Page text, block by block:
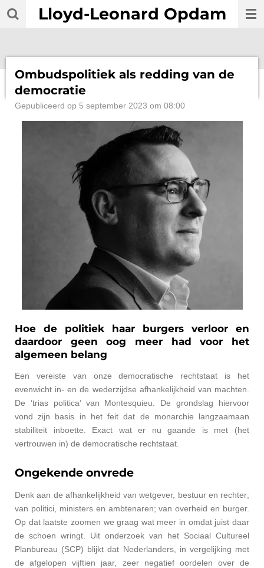
Ga
Lloyd-Leonard Opdam
Ombudspolitiek als redding van de
democratie
Gepubliceerd op 5 september 2023 om 08:00
Hoe de politiek haar burgers verloor en
daardoor geen oog meer had voor het
algemeen belang
Een vereiste van onze democratische rechtstaat is het
evenwicht in- en de wederzijdse afhankelijkheid van machten.
De ‘trias politica’ van Montesquieu. De grondslag hiervoor
vond zijn basis in het feit dat de monarchie langzaamaan
stabiliteit inboette. Exact wat er nu gaande is met (het
vertrouwen in) de democratische rechtstaat.
Ongekende onvrede
Denk aan de afhankelijkheid van wetgever, bestuur en rechter;
van politici, ministers en ambtenaren; van overheid en burger.
Op dat laatste zoomen we graag wat meer in omdat juist daar
de schoen wringt. Uit onderzoek van het Sociaal Cultureel
Planbureau (SCP) blijkt dat Nederlanders, in vergelijking met
de afgelopen vijftien jaar, zeer negatief oordelen over de